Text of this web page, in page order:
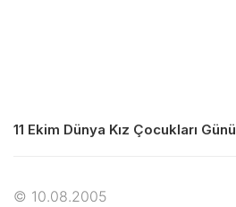
11 Ekim Dünya Kız Çocukları Günü
© 10.08.2005